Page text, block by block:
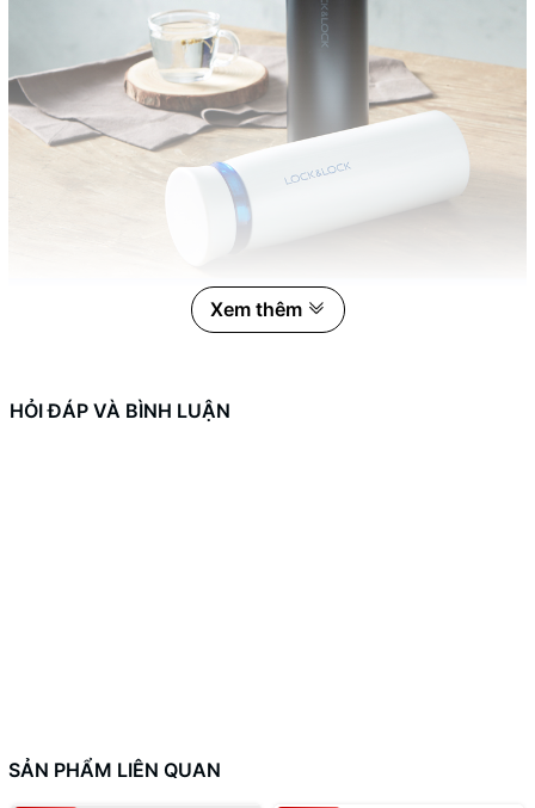
Xem thêm
HỎI ĐÁP VÀ BÌNH LUẬN
SẢN PHẨM LIÊN QUAN